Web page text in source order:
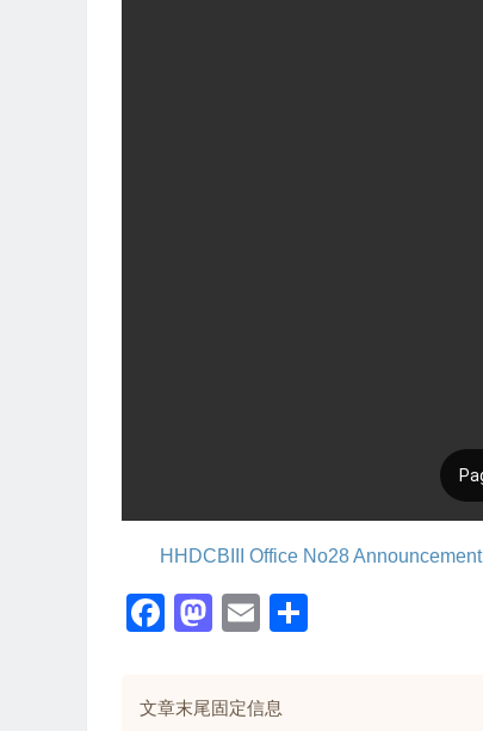
HHDCBIII Office No28 Announcement
Facebook
Mastodon
Email
文章末尾固定信息